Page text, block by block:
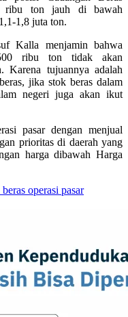
ribu ton jauh di bawah
1,8 juta ton.
Kalla menjamin bahwa
ribu ton tidak akan
Karena tujuannya adalah
jika stok beras dalam
negeri juga akan ikut
pasar dengan menjual
prioritas di daerah yang
harga dibawah Harga
operasi pasar